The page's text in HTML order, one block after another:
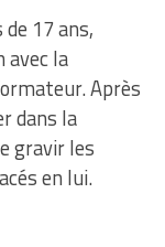
17 ans,
avec la
Après
dans la
gravir les
en lui.